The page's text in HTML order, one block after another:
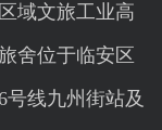
域文旅工业高
舍位于临安区
号线九州街站及